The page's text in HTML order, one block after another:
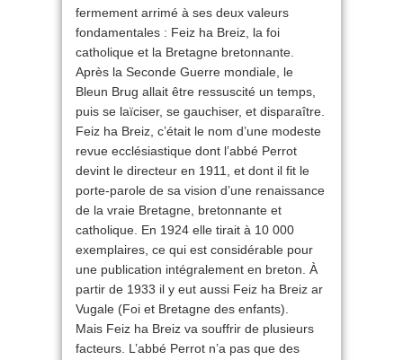
fermement arrimé à ses deux valeurs
fondamentales : Feiz ha Breiz, la foi
catholique et la Bretagne bretonnante.
Après la Seconde Guerre mondiale, le
Bleun Brug allait être ressuscité un temps,
puis se laïciser, se gauchiser, et disparaître.
Feiz ha Breiz, c’était le nom d’une modeste
revue ecclésiastique dont l’abbé Perrot
devint le directeur en 1911, et dont il fit le
porte-parole de sa vision d’une renaissance
de la vraie Bretagne, bretonnante et
catholique. En 1924 elle tirait à 10 000
exemplaires, ce qui est considérable pour
une publication intégralement en breton. À
partir de 1933 il y eut aussi Feiz ha Breiz ar
Vugale (Foi et Bretagne des enfants).
Mais Feiz ha Breiz va souffrir de plusieurs
facteurs. L’abbé Perrot n’a pas que des